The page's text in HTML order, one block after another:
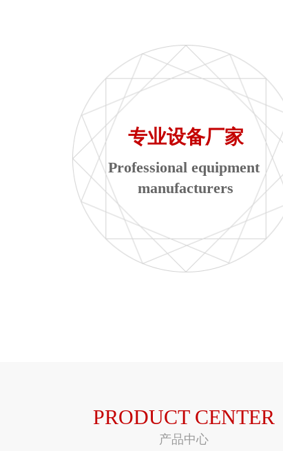
专业设备厂家
Professional equipment
manufacturers
PRODUCT CENTER
产品中心